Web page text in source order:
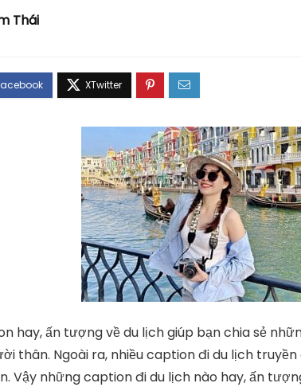
Thái
hay, ấn tượng về du lịch giúp bạn chia sẻ
thân. Ngoài ra, nhiều caption đi du lịch
Vậy những caption đi du lịch nào hay, ấn